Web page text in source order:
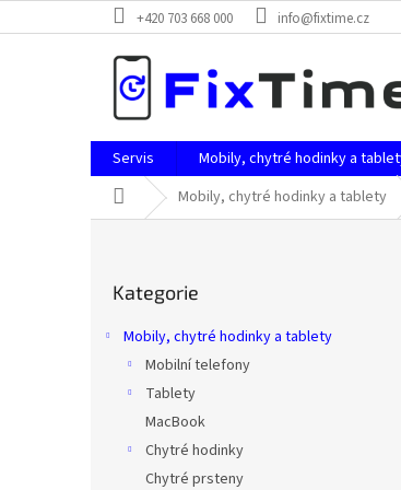
na
+420 703 668 000 info@fixtime.cz
Servis Mobily, chytré hodinky a
Domů Mobily, chytré hodinky a tablety
kategorie
Kategorie
Mobily, chytré hodinky a tablety
Mobilní telefony
Tablety
MacBook
Chytré hodinky
Chytré prsteny